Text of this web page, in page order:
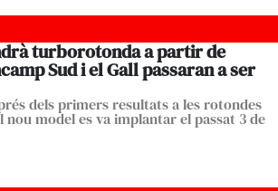
turborotonda a partir de
Sud i el Gall passaran a ser
dels primers resultats a les rotondes
nou model es va implantar el passat 3 de